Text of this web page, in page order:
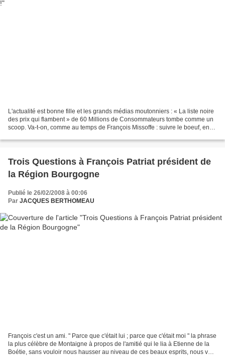
L'actualité est bonne fille et les grands médias moutonniers : « La liste noire
des prix qui flambent » de 60 Millions de Consommateurs tombe comme un
scoop. Va-t-on, comme au temps de François Missoffe : suivre le boeuf, en
Trois Questions à François Patriat président de
la Région Bourgogne
Publié le 26/02/2008 à 00:06
Par JACQUES BERTHOMEAU
François c'est un ami. " Parce que c'était lui ; parce que c'était moi " la phrase
la plus célèbre de Montaigne à propos de l'amitié qui le lia à Etienne de la
Boétie, sans vouloir nous hausser au niveau de ces beaux esprits, nous va